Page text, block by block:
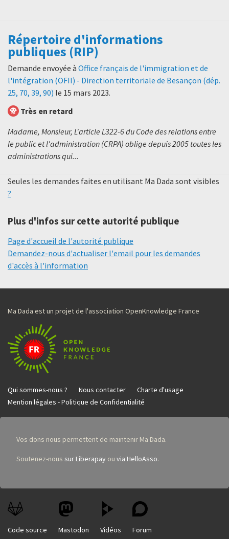
Répertoire d'informations
publiques (RIP)
Demande envoyée à Office français de l'immigration et de
l'intégration (OFII) - Direction territoriale de Besançon (dép.
25, 70, 39, 90) le 15 mars 2023.
Très en retard
Madame, Monsieur, L'article L322-6 du Code des relations entre
le public et l'administration (CRPA) oblige depuis 2005 toutes les
administrations qui...
Seules les demandes faites en utilisant Ma Dada sont visibles
?
Plus d'infos sur cette autorité publique
Page d'accueil de l'autorité publique
Demandez-nous d'actualiser l'email pour les demandes
d'accès à l'information
Ma Dada est un projet de l'association OpenKnowledge France
Qui sommes-nous ? Nous contacter
Charte d'usage
Mention légales - Politique de Confidentialité
Vos dons nous permettent de maintenir Ma Dada.
Soutenez-nous sur Liberapay ou via HelloAsso.
Code source Mastodon Vidéos Forum